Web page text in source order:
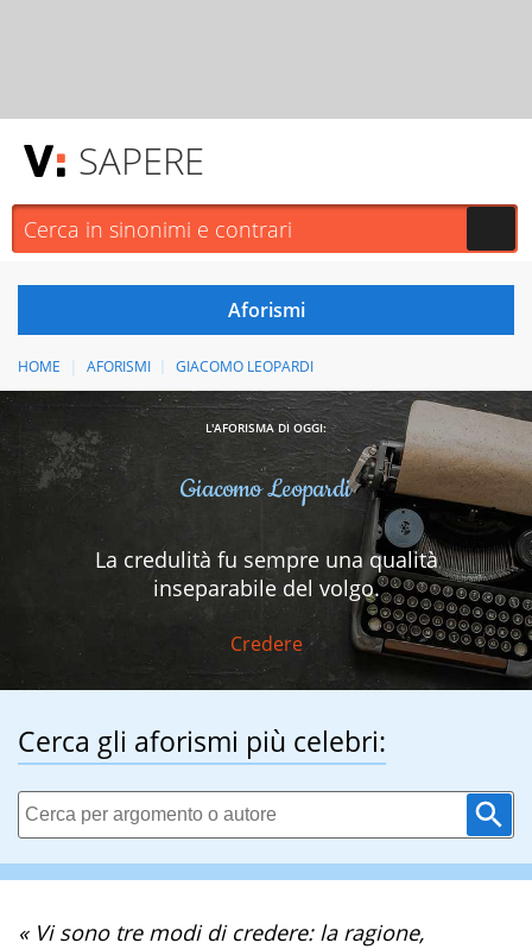
SAPERE
HOME AFORISMI GIACOMO LEOPARDI
L'AFORISMA DI OGGI:
Giacomo Leopardi
La credulità fu sempre una qualità
inseparabile del volgo.
Credere
Cerca gli aforismi più celebri:
« Vi sono tre modi di credere: la ragione,